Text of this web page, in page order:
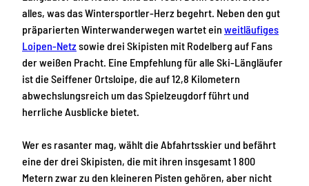
alles, was das Wintersportler-Herz begehrt. Neben den gut
präparierten Winterwanderwegen wartet ein weitläufiges
Loipen-Netz sowie drei Skipisten mit Rodelberg auf Fans
der weißen Pracht. Eine Empfehlung für alle Ski-Längläufer
ist die Seiffener Ortsloipe, die auf 12,8 Kilometern
abwechslungsreich um das Spielzeugdorf führt und
herrliche Ausblicke bietet.
Wer es rasanter mag, wählt die Abfahrtsskier und befährt
eine der drei Skipisten, die mit ihren insgesamt 1 800
Metern zwar zu den kleineren Pisten gehören, aber nicht